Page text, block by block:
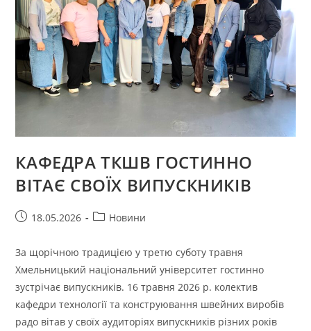
КАФЕДРА ТКШВ ГОСТИННО
ВІТАЄ СВОЇХ ВИПУСКНИКІВ
Запис18.05.2026
Категорія
Новини
За щорічною традицією у третю суботу травня
Хмельницький національний університет гостинно
зустрічає випускників. 16 травня 2026 р. колектив
кафедри технології та конструювання швейних виробів
радо вітав у своїх аудиторіях випускників різних років